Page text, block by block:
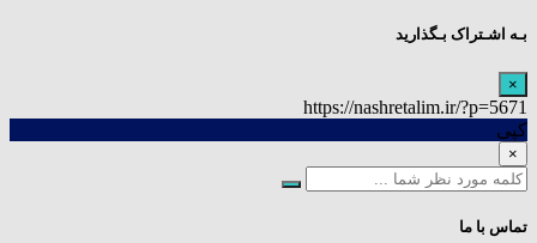
بـه اشـتراک بـگذارید
×
https://nashretalim.ir/?p=5671
کپی
×
تماس با ما